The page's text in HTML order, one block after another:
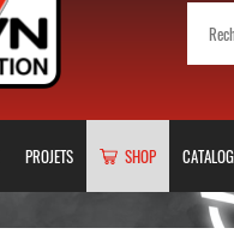
PROJETS SHOP